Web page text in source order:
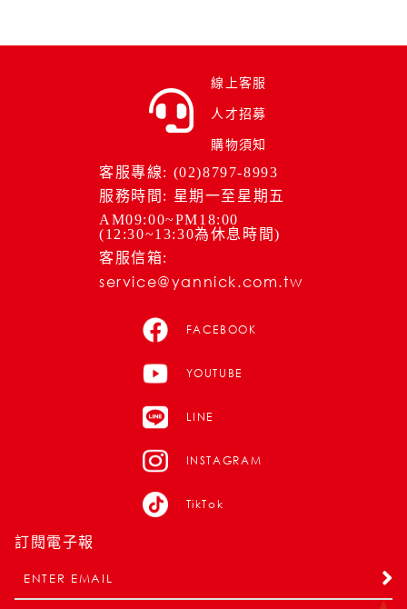
線上客服
人才招募
購物須知
客服專線: (02)8797-8993
服務時間: 星期一至星期五
AM09:00~PM18:00
(12:30~13:30為休息時間)
客服信箱:
service@yannick.com.tw
FACEBOOK
YOUTUBE
LINE
INSTAGRAM
TikTok
訂閱電子報